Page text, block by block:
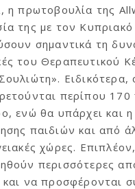
η πρωτοβουλία της
της με τον
σημαντικά τη
του Θεραπευτικού
Ειδικότερα,
περίπου 170
ενώ θα υπάρχει και
παιδιών και από
χώρες.
περισσότερες
και να προσφέρονται